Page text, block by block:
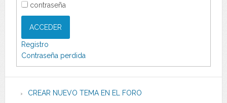
contraseña
ACCEDER
Registro
Contraseña perdida
CREAR NUEVO TEMA EN EL FORO